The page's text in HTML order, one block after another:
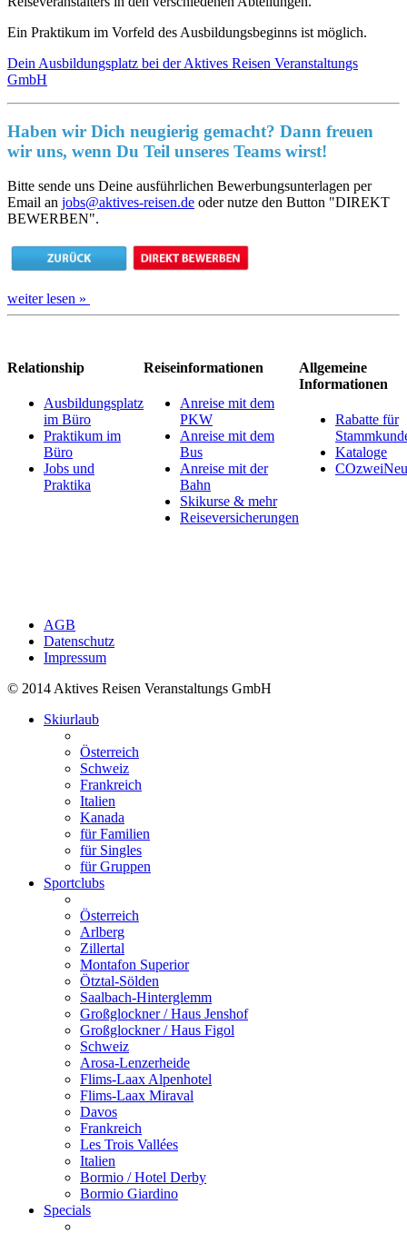
Ein Praktikum im Vorfeld des Ausbildungsbeginns ist möglich.
Dein Ausbildungsplatz bei der Aktives Reisen Veranstaltungs
GmbH
Haben wir Dich neugierig gemacht? Dann freuen
wir uns, wenn Du Teil unseres Teams wirst!
Bitte sende uns Deine ausführlichen Bewerbungsunterlagen per
Email an jobs@aktives-reisen.de oder nutze den Button "DIREKT
BEWERBEN".
weiter lesen »
Relationship
Ausbildungsplatz
im Büro
Praktikum im
Büro
Jobs und
Praktika
Reiseinformationen
Anreise mit dem
PKW
Anreise mit dem
Bus
Anreise mit der
Bahn
Skikurse & mehr
Reiseversicherungen
Allgemeine
Informationen
Rabatte für
Kataloge
AGB
Datenschutz
Impressum
© 2014 Aktives Reisen Veranstaltungs GmbH
Skiurlaub
Österreich
Schweiz
Frankreich
Italien
Kanada
für Familien
für Singles
für Gruppen
Sportclubs
Österreich
Arlberg
Zillertal
Montafon Superior
Ötztal-Sölden
Saalbach-Hinterglemm
Großglockner / Haus Jenshof
Großglockner / Haus Figol
Schweiz
Arosa-Lenzerheide
Flims-Laax Alpenhotel
Flims-Laax Miraval
Davos
Frankreich
Les Trois Vallées
Italien
Bormio / Hotel Derby
Bormio Giardino
Specials